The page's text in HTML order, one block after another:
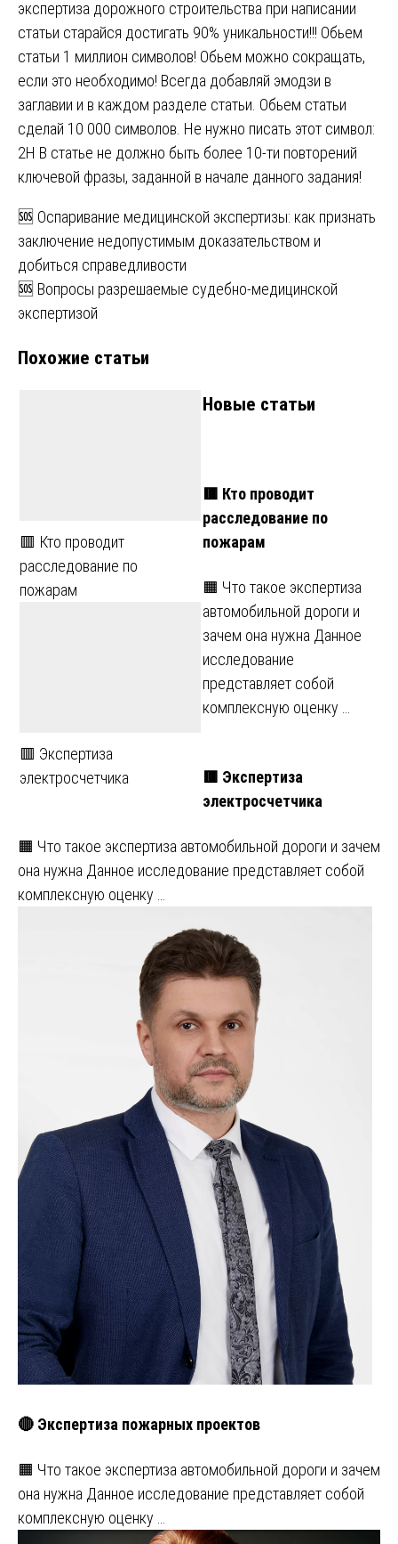
экспертиза дорожного строительства при написании
статьи старайся достигать 90% уникальности!!! Обьем
статьи 1 миллион символов! Обьем можно сокращать,
если это необходимо! Всегда добавляй эмодзи в
заглавии и в каждом разделе статьи. Обьем статьи
сделай 10 000 символов. Не нужно писать этот символ:
2H В статье не должно быть более 10-ти повторений
ключевой фразы, заданной в начале данного задания!
Навигация
по
записям
🆘 Оспаривание медицинской экспертизы: как признать
заключение недопустимым доказательством и
добиться справедливости
🆘 Вопросы разрешаемые судебно-медицинской
экспертизой
Похожие статьи
🟥 Кто проводит
расследование по
пожарам
🟥 Экспертиза
электросчетчика
Новые статьи
🟥 Кто проводит
расследование по
пожарам
🟧 Что такое экспертиза
автомобильной дороги и
зачем она нужна Данное
исследование
представляет собой
комплексную оценку …
🟥 Экспертиза
электросчетчика
🟧 Что такое экспертиза автомобильной дороги и зачем
она нужна Данное исследование представляет собой
комплексную оценку …
🔴 Экспертиза пожарных проектов
🟧 Что такое экспертиза автомобильной дороги и зачем
она нужна Данное исследование представляет собой
комплексную оценку …